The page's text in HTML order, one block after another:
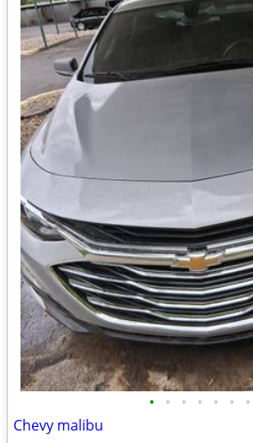
• • • • • • •
Chevy malibu